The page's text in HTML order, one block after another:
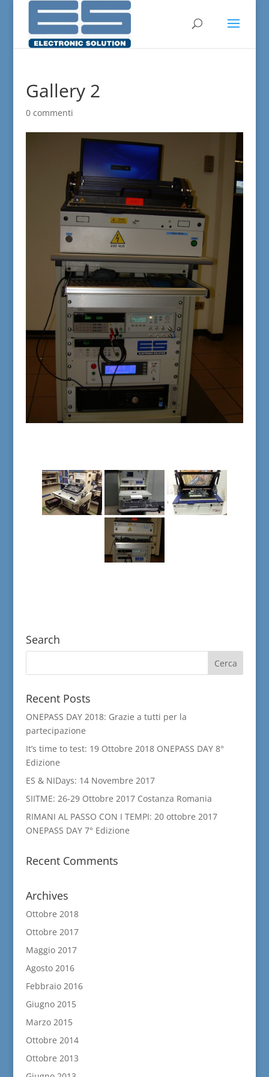
Gallery 2
0 commenti
Search
Recent Posts
ONEPASS DAY 2018: Grazie a tutti per la
partecipazione
It’s time to test: 19 Ottobre 2018 ONEPASS DAY 8°
Edizione
ES & NIDays: 14 Novembre 2017
SIITME: 26-29 Ottobre 2017 Costanza Romania
RIMANI AL PASSO CON I TEMPI: 20 ottobre 2017
ONEPASS DAY 7° Edizione
Recent Comments
Archives
Ottobre 2018
Ottobre 2017
Maggio 2017
Agosto 2016
Febbraio 2016
Giugno 2015
Marzo 2015
Ottobre 2014
Ottobre 2013